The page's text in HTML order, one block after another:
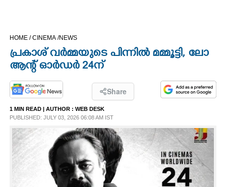
OPINION
LIFESTYLE
SPIRITUAL
HOME /CINEMA /NEWS
പ്രകാശ് വർമ്മയുടെ പിന്നിൽ മമ്മൂട്ടി, ലോ
ആന്റ് ഓർഡർ 24ന്
Share
1 MIN READ | AUTHOR : WEB DESK
PUBLISHED: JULY 03, 2026 06:08 AM IST